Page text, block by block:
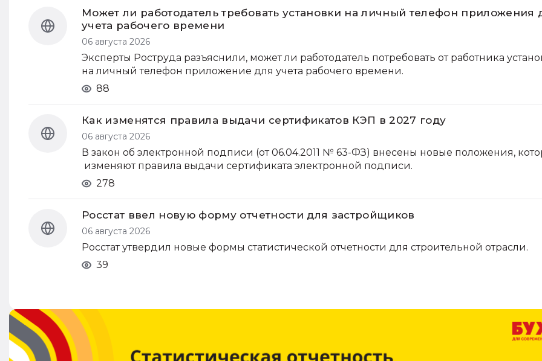
Может ли работодатель требовать установки на личный телефон приложения
учета рабочего времени
06 августа 2026
Эксперты Роструда разъяснили, может ли работодатель потребовать от работника
на личный телефон приложение для учета рабочего времени.
88
Как изменятся правила выдачи сертификатов КЭП в 2027 году
06 августа 2026
В закон об электронной подписи (от 06.04.2011 № 63-ФЗ) внесены новые положения,
изменяют правила выдачи сертификата электронной подписи.
278
Росстат ввел новую форму отчетности для застройщиков
06 августа 2026
Росстат утвердил новые формы статистической отчетности для строительной отрасли.
39